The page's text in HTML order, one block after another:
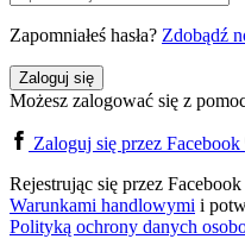
Zapomniałeś hasła? Zdobądź
Zaloguj się
Możesz zalogować się z
Zaloguj się przez Facebook
Rejestrując się przez
Warunkami handlowymi i
Polityką ochrony danych